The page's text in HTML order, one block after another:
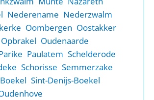
Nederename Nederzwalm
Oombergen Oostakker
Opbrakel Oudenaarde
Paulatem Schelderode
Schorisse Semmerzake
Sint-Denijs-Boekel